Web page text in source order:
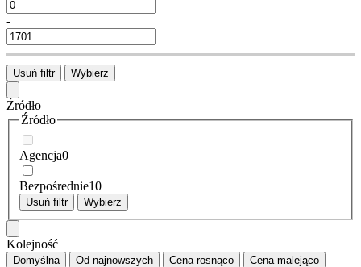
-
Usuń filtr Wybierz
Źródło
Źródło
Agencja0
Bezpośrednie10
Usuń filtr Wybierz
Kolejność
Domyślna Od najnowszych Cena rosnąco Cena malejąco